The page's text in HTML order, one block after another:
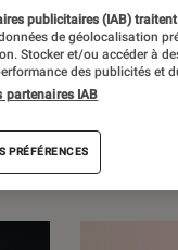
Dossiers
publicitaires (IAB)
de géolocalisation
Stocker et/ou accéder à
des publicités et
partenaires IAB
PRÉFÉRENCES